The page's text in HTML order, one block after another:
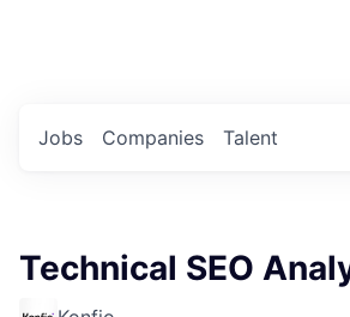
Jobs Companies Talent
Technical SEO